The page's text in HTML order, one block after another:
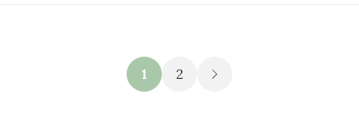
1 2